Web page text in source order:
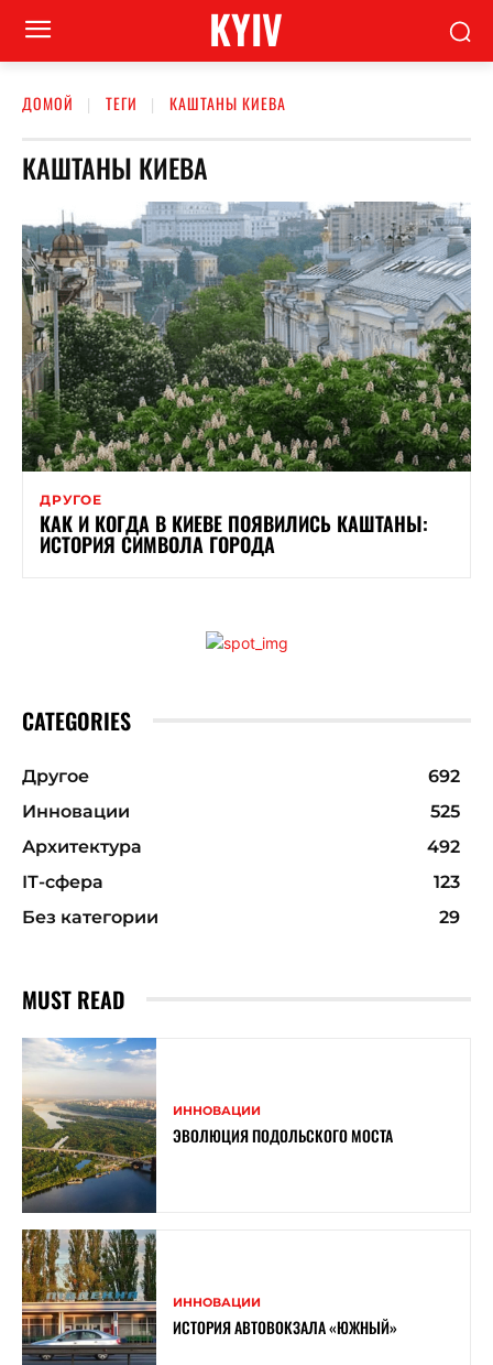
KYIV
ДОМОЙ ТЕГИ КАШТАНЫ КИЕВА
КАШТАНЫ КИЕВА
ДРУГОЕ
КАК И КОГДА В КИЕВЕ ПОЯВИЛИСЬ КАШТАНЫ:
ИСТОРИЯ СИМВОЛА ГОРОДА
CATEGORIES
Другое
692
Инновации
525
Архитектура
492
ІТ-сфера
123
Без категории
29
MUST READ
ИННОВАЦИИ
ЭВОЛЮЦИЯ ПОДОЛЬСКОГО МОСТА
ИННОВАЦИИ
ИСТОРИЯ АВТОВОКЗАЛА «ЮЖНЫЙ»